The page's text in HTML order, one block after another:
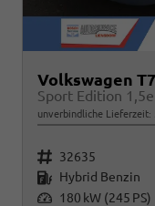
Volkswagen
unverbindliche Lieferzeit:
Fahrzeugnr. 32635
Kraftstoff Hybrid Benzin
Leistung 180 kW (245 PS)